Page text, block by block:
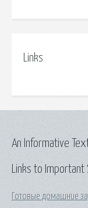
Links
Links to Important
Готовые домашние
An Informative